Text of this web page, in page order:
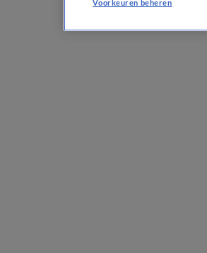
Voorkeuren beheren